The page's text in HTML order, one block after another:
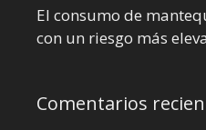
El consumo de
con un riesgo más
Comentarios